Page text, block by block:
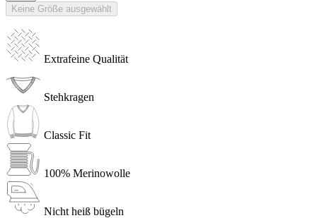
Keine Größe ausgewählt
Extrafeine Qualität
Stehkragen
Classic Fit
100% Merinowolle
Nicht heiß bügeln